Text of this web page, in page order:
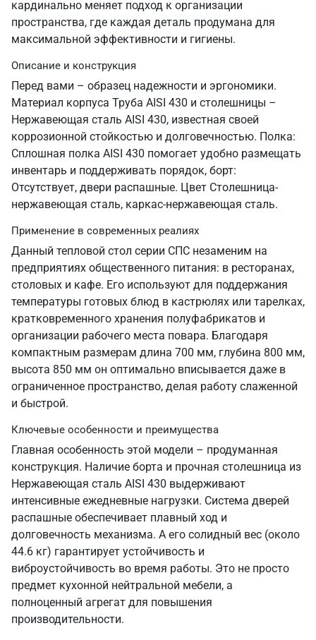
кардинально меняет подход к организации
пространства, где каждая деталь продумана для
максимальной эффективности и гигиены.
Описание и конструкция
Перед вами – образец надежности и эргономики.
Материал корпуса Труба AISI 430 и столешницы –
Нержавеющая сталь AISI 430, известная своей
коррозионной стойкостью и долговечностью. Полка:
Сплошная полка AISI 430 помогает удобно размещать
инвентарь и поддерживать порядок, борт:
Отсутствует, двери распашные. Цвет Столешница-
нержавеющая сталь, каркас-нержавеющая сталь.
Применение в современных реалиях
Данный тепловой стол серии СПС незаменим на
предприятиях общественного питания: в ресторанах,
столовых и кафе. Его используют для поддержания
температуры готовых блюд в кастрюлях или тарелках,
кратковременного хранения полуфабрикатов и
организации рабочего места повара. Благодаря
компактным размерам длина 700 мм, глубина 800 мм,
высота 850 мм он оптимально вписывается даже в
ограниченное пространство, делая работу слаженной
и быстрой.
Ключевые особенности и преимущества
Главная особенность этой модели – продуманная
конструкция. Наличие борта и прочная столешница из
Нержавеющая сталь AISI 430 выдерживают
интенсивные ежедневные нагрузки. Система дверей
распашные обеспечивает плавный ход и
долговечность механизма. А его солидный вес (около
44.6 кг) гарантирует устойчивость и
виброустойчивость во время работы. Это не просто
предмет кухонной нейтральной мебели, а
полноценный агрегат для повышения
производительности.